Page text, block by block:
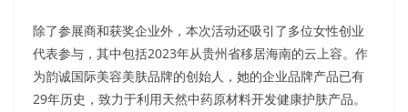
除了参展商和获奖企业外，本次活动还吸引了多位女性创业
代表参与，其中包括2023年从贵州省移居海南的云上容。作
为韵诚国际美容美肤品牌的创始人，她的企业品牌产品已有
29年历史，致力于利用天然中药原材料开发健康护肤产品。